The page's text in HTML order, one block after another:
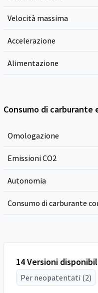
Velocità massima
Accelerazione
Alimentazione
Consumo di carburante
Omologazione
Emissioni CO2
Autonomia
Consumo di carburante
14 Versioni
Per neopatentati (2)